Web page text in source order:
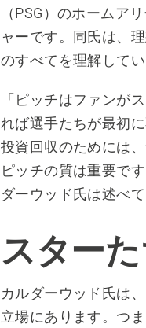
（PSG）のホームア
ャーです。同氏は、
のすべてを理解してい
「ピッチはファンが
れば選手たちが最初
投資回収のためには
ピッチの質は重要で
ダーウッド氏は述べて
スター
カルダーウッド氏は
立場にあります。つ